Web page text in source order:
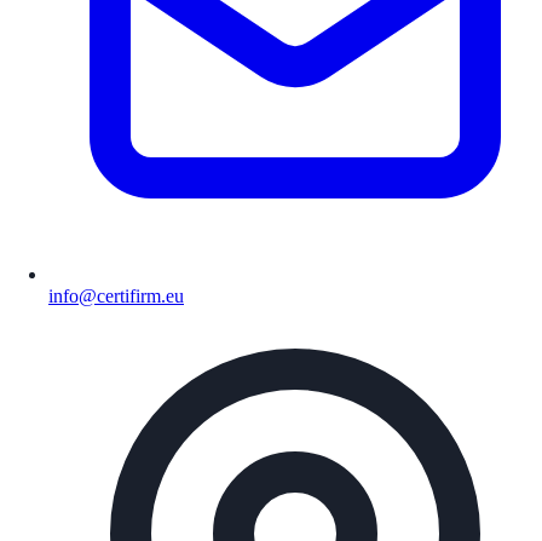
info@certifirm.eu